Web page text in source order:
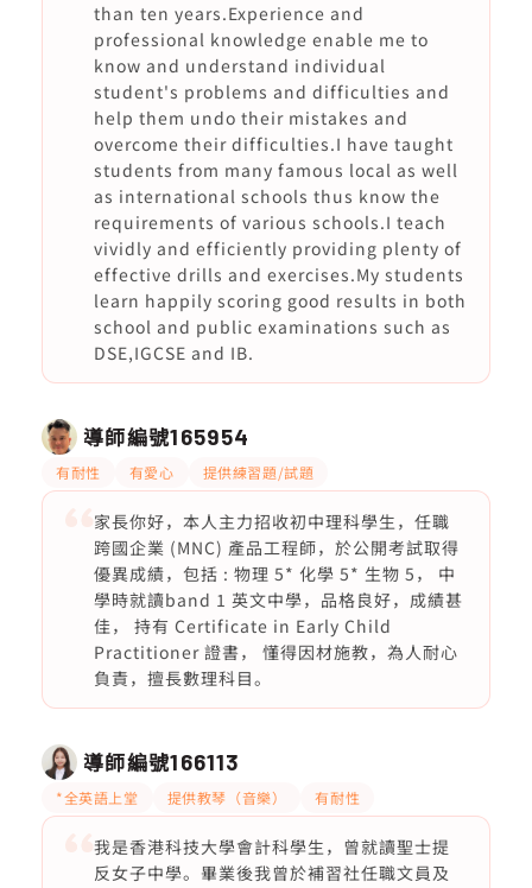
than ten years.Experience and
professional knowledge enable me to
know and understand individual
student's problems and difficulties and
help them undo their mistakes and
overcome their difficulties.I have taught
students from many famous local as well
as international schools thus know the
requirements of various schools.I teach
vividly and efficiently providing plenty of
effective drills and exercises.My students
learn happily scoring good results in both
school and public examinations such as
DSE,IGCSE and IB.
導師編號165954
有耐性 有愛心 提供練習題/試題
家長你好，本人主力招收初中理科學生，任職
跨國企業 (MNC) 產品工程師，於公開考試取得
優異成績，包括 : 物理 5* 化學 5* 生物 5， 中
學時就讀band 1 英文中學，品格良好，成績甚
佳， 持有 Certificate in Early Child
Practitioner 證書， 懂得因材施教，為人耐心
負責，擅長數理科目。
導師編號166113
*全英語上堂 提供教琴（音樂） 有耐性
我是香港科技大學會計科學生，曾就讀聖士提
反女子中學。畢業後我曾於補習社任職文員及